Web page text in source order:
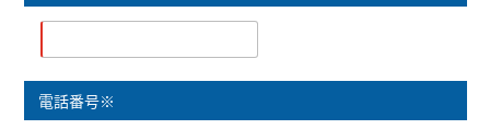
電話番号※